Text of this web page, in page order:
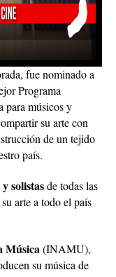
fue nominado a
Programa
para músicos y
su arte con
de un tejido
país.
solistasde todas las
arte a todo el país
Música(INAMU),
su música de